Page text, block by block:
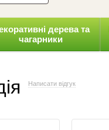
дерева та
чагарники
Написати відгук